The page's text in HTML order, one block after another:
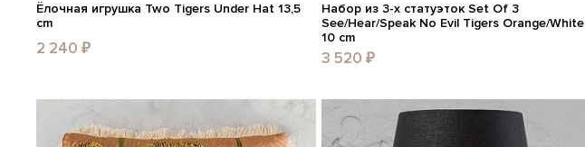
Ёлочная игрушка Two Tigers Under Hat 13,5
cm
2 240 ₽
Набор из 3-х статуэток Set Of 3
See/Hear/Speak No Evil Tigers Orange/White
10 cm
3 520 ₽